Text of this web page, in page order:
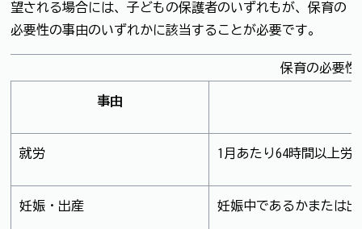
望される場合には、子どもの保護者のいずれもが、保育の
必要性の事由のいずれかに該当することが必要です。
保育の必要性
事由
就労 1月あたり64時間以上労
妊娠・出産 妊娠中であるかまたは